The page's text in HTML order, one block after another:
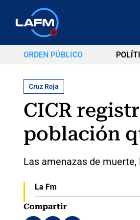
ORDEN PÚBLICO
Cruz Roja
CICR
población
Las amenazas de
La Fm
Compartir